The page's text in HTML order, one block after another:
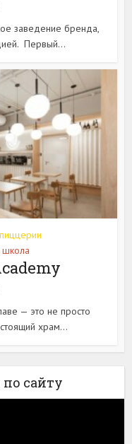
заведение бренда,
Первый...
школа
— это не просто
храм...
сайту